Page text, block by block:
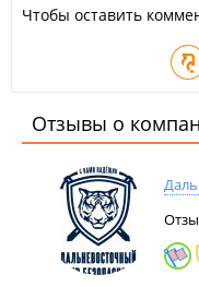
Чтобы оставить
Отзывы о